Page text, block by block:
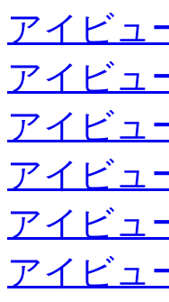
アイビュ
アイビュ
アイビュ
アイビュ
アイビュ
アイビュ